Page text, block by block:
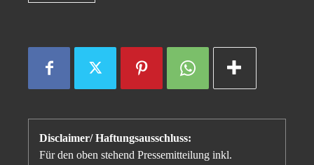
Disclaimer/ Haftungsausschluss:
Für den oben stehend Pressemitteilung inkl.